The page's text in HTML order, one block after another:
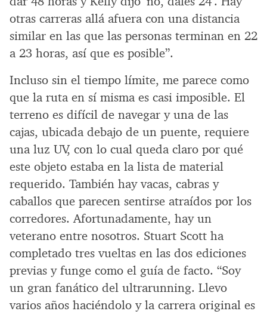
otras carreras allá afuera con una distancia
similar en las que las personas terminan en 22
a 23 horas, así que es posible”.
Incluso sin el tiempo límite, me parece como
que la ruta en sí misma es casi imposible. El
terreno es difícil de navegar y una de las
cajas, ubicada debajo de un puente, requiere
una luz UV, con lo cual queda claro por qué
este objeto estaba en la lista de material
requerido. También hay vacas, cabras y
caballos que parecen sentirse atraídos por los
corredores. Afortunadamente, hay un
veterano entre nosotros. Stuart Scott ha
completado tres vueltas en las dos ediciones
previas y funge como el guía de facto. “Soy
un gran fanático del ultrarunning. Llevo
varios años haciéndolo y la carrera original es